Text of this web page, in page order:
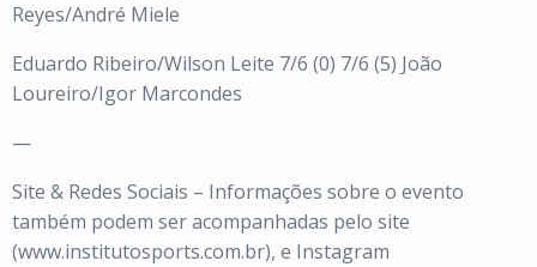
Reyes/André Miele
Eduardo Ribeiro/Wilson Leite 7/6 (0) 7/6 (5) João
Loureiro/Igor Marcondes
—
Site & Redes Sociais – Informações sobre o evento
também podem ser acompanhadas pelo site
(www.institutosports.com.br), e Instagram